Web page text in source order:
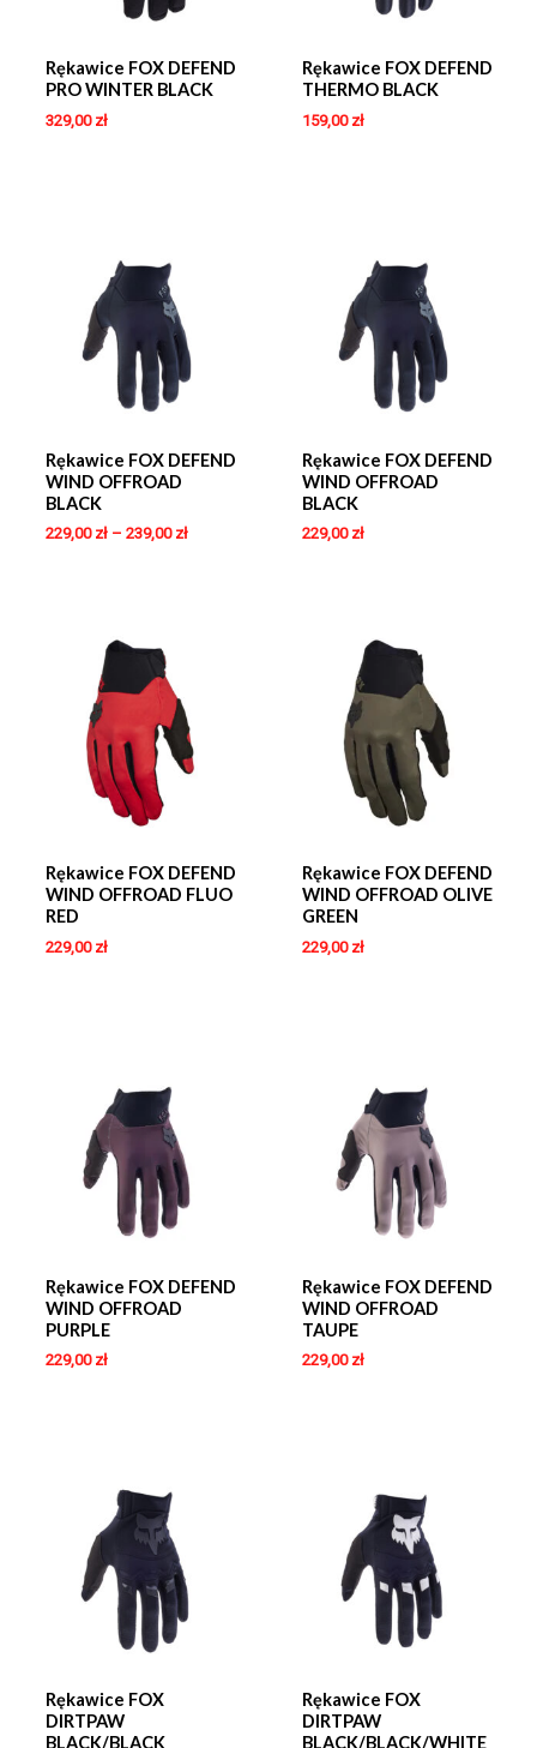
Rękawice FOX DEFEND
PRO WINTER BLACK
329,00 zł
Rękawice FOX DEFEND
THERMO BLACK
159,00 zł
Rękawice FOX DEFEND
WIND OFFROAD
BLACK
229,00 zł– 239,00 zł
Rękawice FOX DEFEND
WIND OFFROAD
BLACK
229,00 zł
Rękawice FOX DEFEND
WIND OFFROAD FLUO
RED
229,00 zł
Rękawice FOX DEFEND
WIND OFFROAD OLIVE
GREEN
229,00 zł
Rękawice FOX DEFEND
WIND OFFROAD
PURPLE
229,00 zł
Rękawice FOX DEFEND
WIND OFFROAD
TAUPE
229,00 zł
Rękawice FOX
DIRTPAW
BLACK/BLACK
Rękawice FOX
DIRTPAW
BLACK/BLACK/WHITE